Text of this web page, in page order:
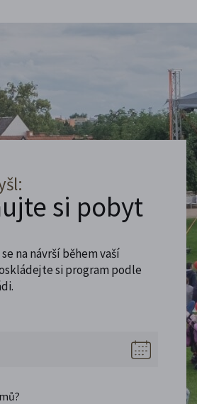
si pobyt
na návrší během vaší
si program podle